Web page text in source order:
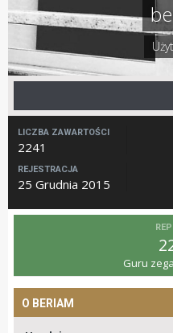
LICZBA ZAWARTOŚCI
2241
REJESTRACJA
25 Grudnia 2015
Guru
O BERIAM